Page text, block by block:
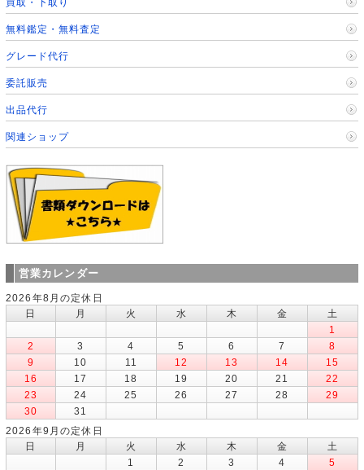
無料鑑定・無料査定
グレード代行
委託販売
出品代行
関連ショップ
営業カレンダー
2026年8月の定休日
日
月 火 水 木 金
土
1
2
3 4 5 6 7
8
9
10 11 12 13 14
15
16
17 18 19 20 21
22
23
24 25 26 27 28
29
30
31
2026年9月の定休日
日
月 火 水 木 金
土
1
2 3 4
5